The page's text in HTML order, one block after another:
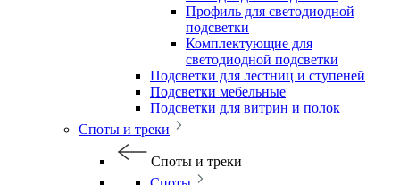
Профиль для светодиодной
подсветки
Комплектующие для
светодиодной подсветки
Подсветки для лестниц и ступеней
Подсветки мебельные
Подсветки для витрин и полок
Споты и треки
Споты и треки